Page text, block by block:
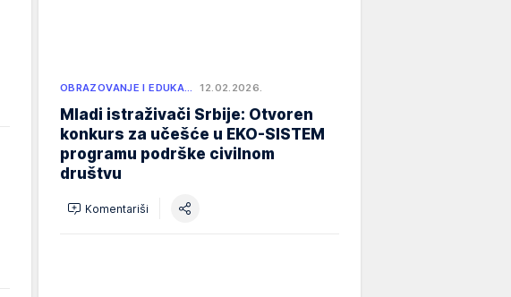
OBRAZOVANJE I EDUKA… 12.02.2026.
Mladi istraživači Srbije: Otvoren
konkurs za učešće u EKO-SISTEM
programu podrške civilnom
društvu
Komentariši